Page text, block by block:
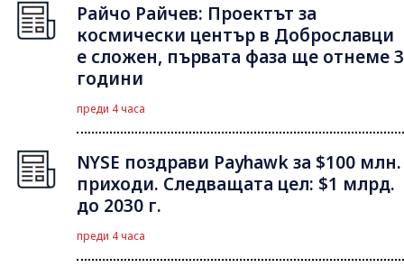
Райчо Райчев: Проектът за
космически център в Доброславци
е сложен, първата фаза ще отнеме 3
години
преди 4 часа
NYSE поздрави Payhawk за $100 млн.
приходи. Следващата цел: $1 млрд.
до 2030 г.
преди 4 часа